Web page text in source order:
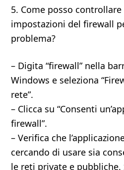
5. Come posso
impostazioni del firewall
problema?
– Digita “firewall” nella
Windows e seleziona
rete”.
– Clicca su “Consenti
firewall”.
– Verifica che
cercando di usare sia
le reti private e pubbliche.